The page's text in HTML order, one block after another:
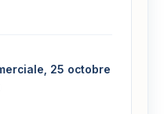
25 octobre